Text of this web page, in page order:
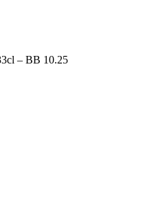
– BB 10.25